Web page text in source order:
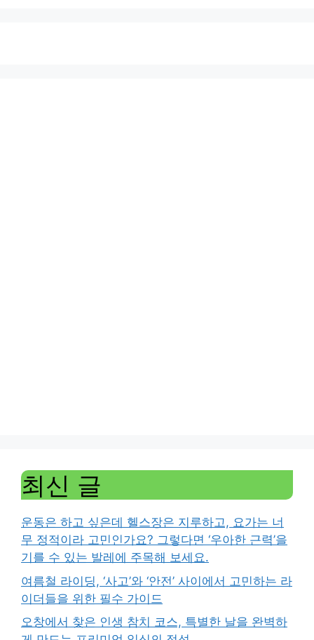
최신 글
운동은 하고 싶은데 헬스장은 지루하고, 요가는 너
무 정적이라 고민인가요? 그렇다면 ‘우아한 근력’을
기를 수 있는 발레에 주목해 보세요.
여름철 라이딩, ‘사고’와 ‘안전’ 사이에서 고민하는 라
이더들을 위한 필수 가이드
오창에서 찾은 인생 참치 코스, 특별한 날을 완벽하